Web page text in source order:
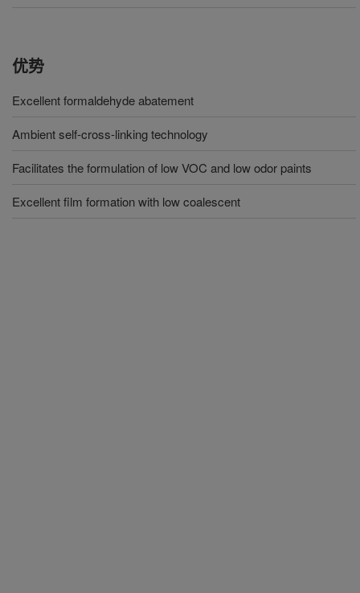
优势
Excellent formaldehyde abatement
Ambient self-cross-linking technology
Facilitates the formulation of low VOC and low odor paints
Excellent film formation with low coalescent